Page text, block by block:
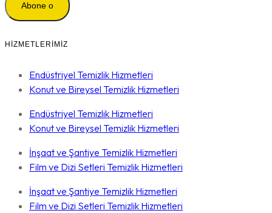
Abone o
HIZMETLERIMIZ
Endüstriyel Temizlik Hizmetleri
Konut ve Bireysel Temizlik Hizmetleri
Endüstriyel Temizlik Hizmetleri
Konut ve Bireysel Temizlik Hizmetleri
İnşaat ve Şantiye Temizlik Hizmetleri
Film ve Dizi Setleri Temizlik Hizmetleri
İnşaat ve Şantiye Temizlik Hizmetleri
Film ve Dizi Setleri Temizlik Hizmetleri